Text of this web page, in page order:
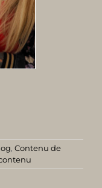
,Contenu de